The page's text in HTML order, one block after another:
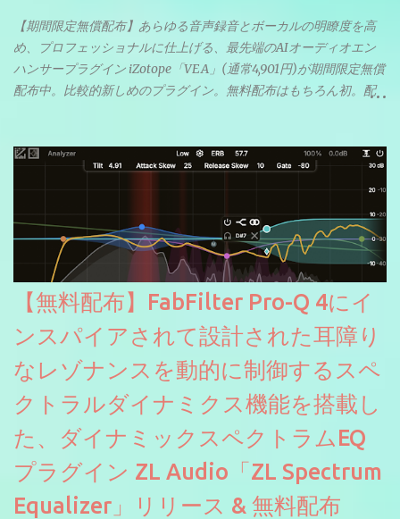
【期間限定無償配布】あらゆる音声録音とボーカルの明瞭度を高
め、プロフェッショナルに仕上げる、最先端のAIオーディオエン
ハンサープラグイン iZotope「VEA」(通常4,901円)が期間限定無償
配布中。比較的新しめのプラグイン。無料配布はもちろん初。配
【無料配布】FabFilter Pro-Q 4にイ
ンスパイアされて設計された耳障り
なレゾナンスを動的に制御するスペ
クトラルダイナミクス機能を搭載し
た、ダイナミックスペクトラムEQ
プラグイン ZL Audio「ZL Spectrum
Equalizer」リリース & 無料配布